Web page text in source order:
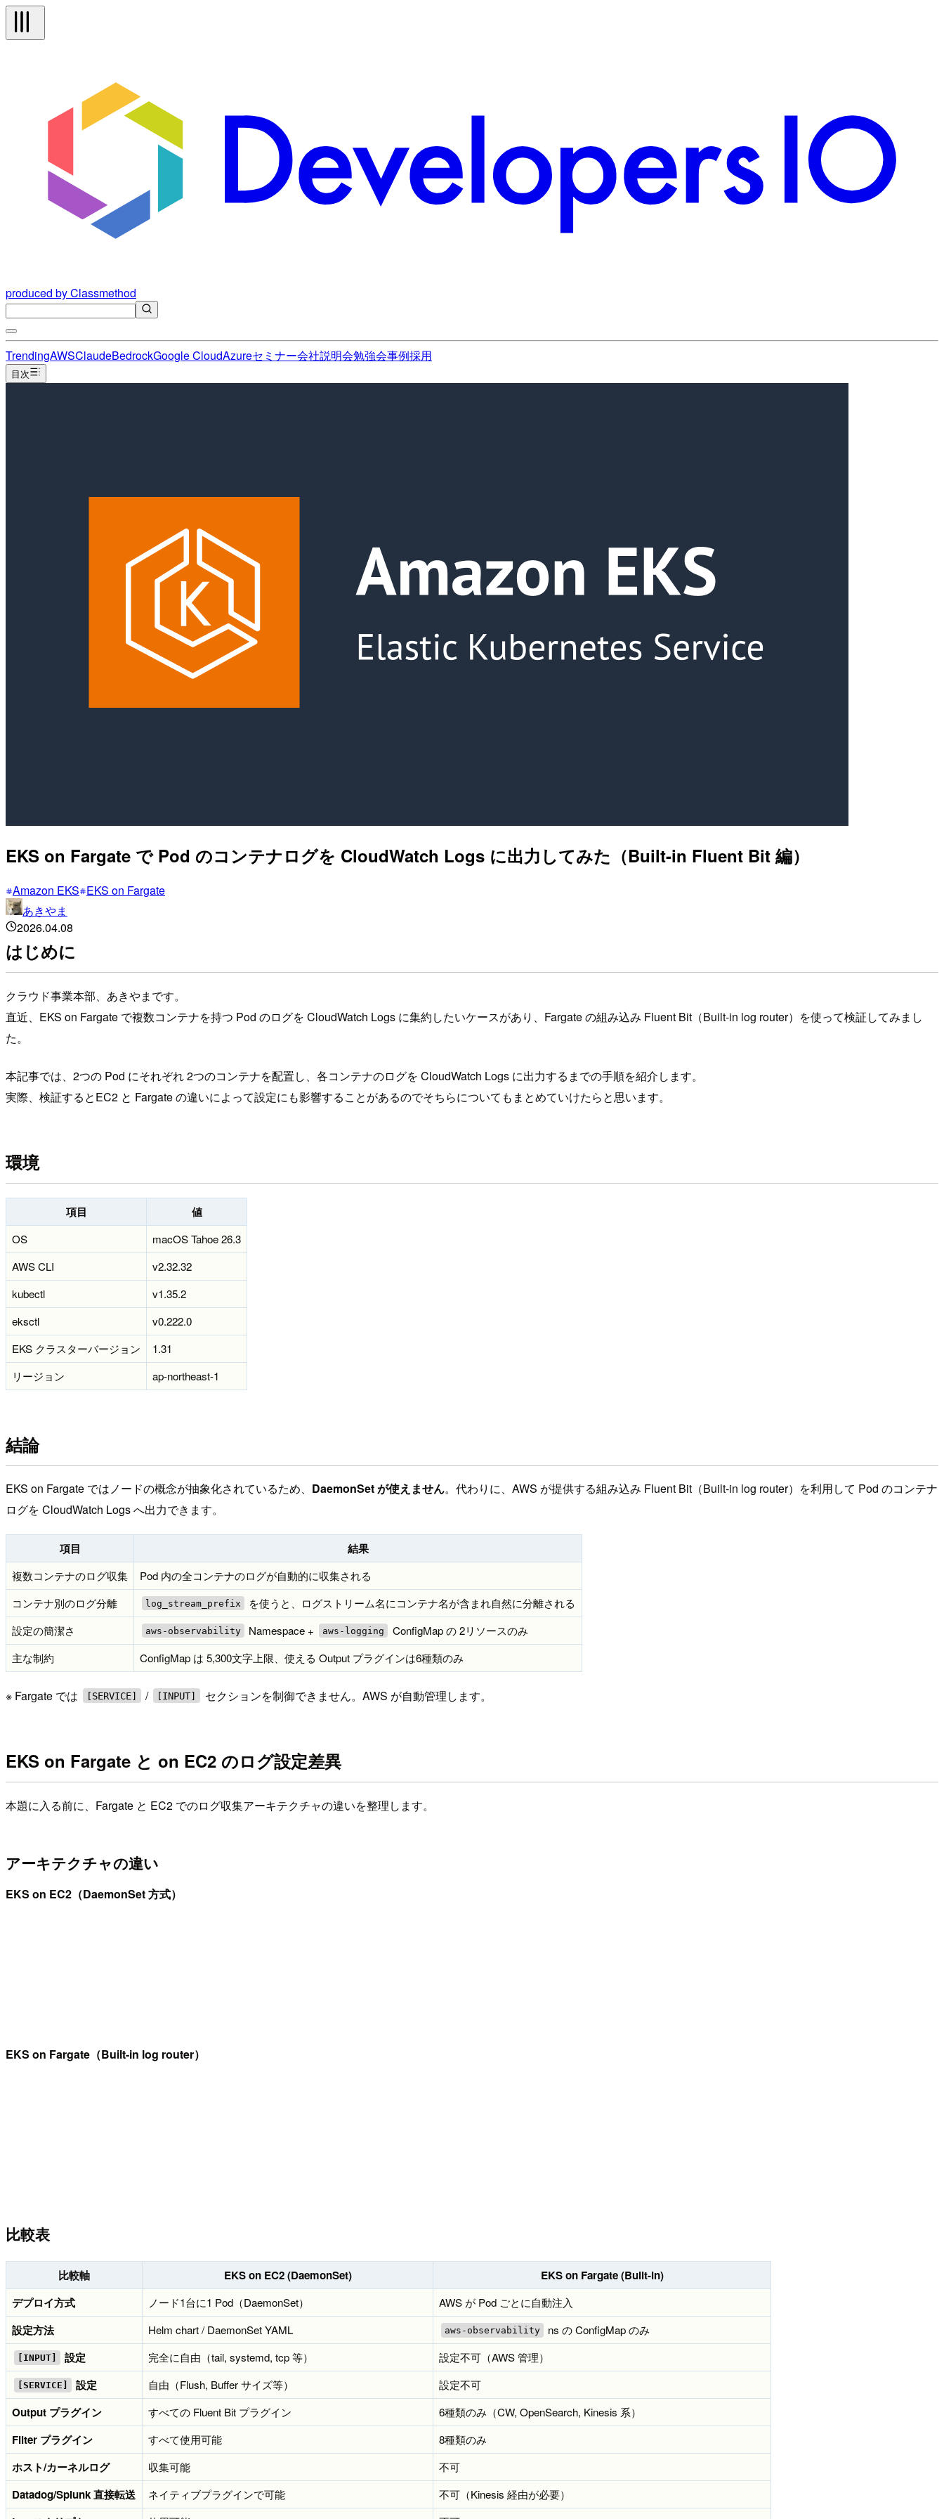
produced by Classmethod
TrendingAWSClaudeBedrockGoogle CloudAzureセミナー会社説明会勉強会事例採用
目次
EKS on Fargate で Pod のコンテナログを CloudWatch Logs に出力してみた（Built-in Fluent Bit 編）
Amazon EKS EKS on Fargate
あきやま
2026.04.08
はじめに
クラウド事業本部、あきやまです。
直近、EKS on Fargate で複数コンテナを持つ Pod のログを CloudWatch Logs に集約したいケースがあり、Fargate の組み込み Fluent Bit（Built-in log router）を使って検証してみまし
た。
本記事では、2つの Pod にそれぞれ 2つのコンテナを配置し、各コンテナのログを CloudWatch Logs に出力するまでの手順を紹介します。
実際、検証するとEC2 と Fargate の違いによって設定にも影響することがあるのでそちらについてもまとめていけたらと思います。
環境
項目 値
OS
macOS Tahoe 26.3
AWS CLI
v2.32.32
kubectl
v1.35.2
eksctl
v0.222.0
EKS クラスターバージョン
1.31
リージョン
ap-northeast-1
結論
EKS on Fargate ではノードの概念が抽象化されているため、 DaemonSet が使えません。代わりに、AWS が提供する組み込み Fluent Bit（Built-in log router）を利用して Pod のコンテナ
ログを CloudWatch Logs へ出力できます。
項目 結果
複数コンテナのログ収集
Pod 内の全コンテナのログが自動的に収集される
コンテナ別のログ分離
log_stream_prefix
を使うと、ログストリーム名にコンテナ名が含まれ自然に分離される
設定の簡潔さ
aws-observability Namespace + aws-logging
ConfigMap の 2リソースのみ
主な制約
ConfigMap は 5,300文字上限、使える Output プラグインは6種類のみ
※ Fargate では [SERVICE] / [INPUT] セクションを制御できません。AWS が自動管理します。
EKS on Fargate と on EC2 のログ設定差異
本題に入る前に、Fargate と EC2 でのログ収集アーキテクチャの違いを整理します。
アーキテクチャの違い
EKS on EC2（DaemonSet 方式）
EKS on Fargate（Built-in log router）
比較表
比較軸 EKS on EC2 (DaemonSet)
EKS on Fargate (Built-in)
デプロイ方式
ノード1台に1 Pod（DaemonSet） AWS が Pod ごとに自動注入
設定方法 Helm chart / DaemonSet YAML aws-observability ns の ConfigMap のみ
[INPUT] 設定 完全に自由（tail, systemd, tcp 等） 設定不可（AWS 管理）
[SERVICE] 設定 自由（Flush, Buffer サイズ等） 設定不可
Output プラグイン すべての Fluent Bit プラグイン 6種類のみ（CW, OpenSearch, Kinesis 系）
Filter プラグイン すべて使用可能 8種類のみ
ホスト/カーネルログ 収集可能 不可
Datadog/Splunk 直接転送 ネイティブプラグインで可能 不可（Kinesis 経由が必要）